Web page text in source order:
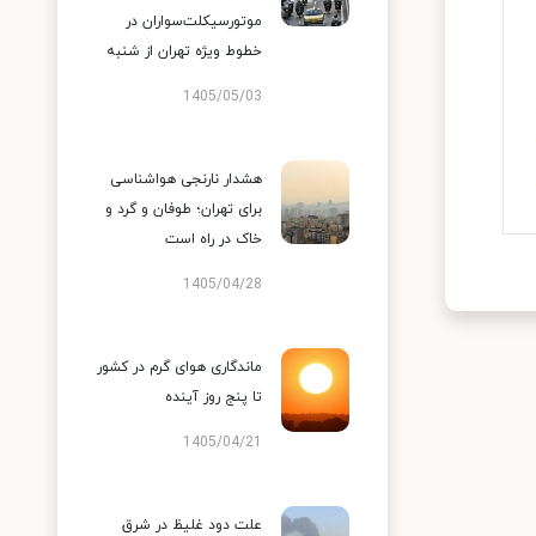
موتورسیکلت‌سواران در
خطوط ویژه تهران از شنبه
1405/05/03
هشدار نارنجی هواشناسی
برای تهران؛ طوفان و گرد و
خاک در راه است
1405/04/28
ماندگاری هوای گرم در کشور
تا پنج روز آینده
1405/04/21
علت دود غلیظ در شرق